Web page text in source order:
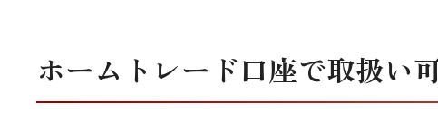
ホームトレード口座で取扱い